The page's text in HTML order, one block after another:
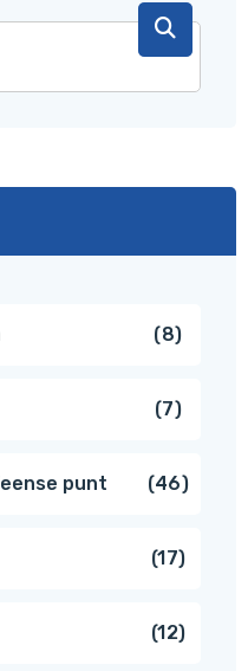
88
77
punt 4646
1717
1212